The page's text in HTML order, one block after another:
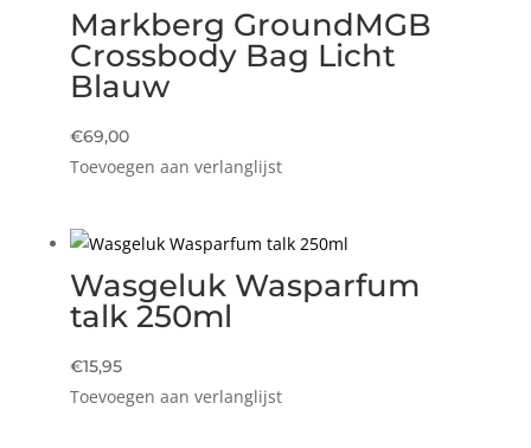
Markberg GroundMGB
Crossbody Bag Licht
Blauw
€69,00
Toevoegen aan verlanglijst
Wasgeluk Wasparfum
talk 250ml
€15,95
Toevoegen aan verlanglijst